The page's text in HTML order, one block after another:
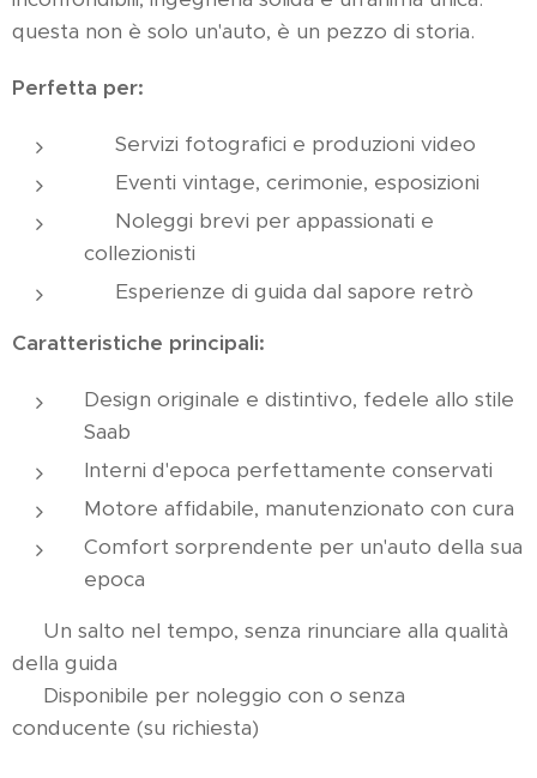
questa non è solo un'auto, è un pezzo di storia.
Perfetta per:
📸 Servizi fotografici e produzioni video
🎉 Eventi vintage, cerimonie, esposizioni
🚗 Noleggi brevi per appassionati e
collezionisti
🛣 Esperienze di guida dal sapore retrò
Caratteristiche principali:
Design originale e distintivo, fedele allo stile
Saab
Interni d'epoca perfettamente conservati
Motore affidabile, manutenzionato con cura
Comfort sorprendente per un'auto della sua
epoca
🕰 Un salto nel tempo, senza rinunciare alla qualità
della guida
📍 Disponibile per noleggio con o senza
conducente (su richiesta)